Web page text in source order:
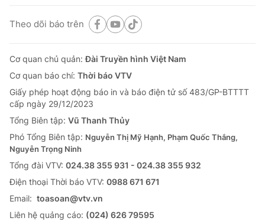
Theo dõi báo trên
Cơ quan chủ quản:Đài Truyền hình Việt Nam
Cơ quan báo chí: Thời báo VTV
Giấy phép hoạt động báo in và báo điện tử số 483/GP-BTTTT
cấp ngày 29/12/2023
Tổng Biên tập: Vũ Thanh Thủy
Phó Tổng Biên tập: Nguyễn Thị Mỹ Hạnh, Phạm Quốc Thắng,
Nguyễn Trọng Ninh
Tổng đài VTV: 024.38 355 931 - 024.38 355 932
Ðiện thoại Thời báo VTV: 0988 671 671
Email: toasoan@vtv.vn
Liên hệ quảng cáo: (024) 626 79595